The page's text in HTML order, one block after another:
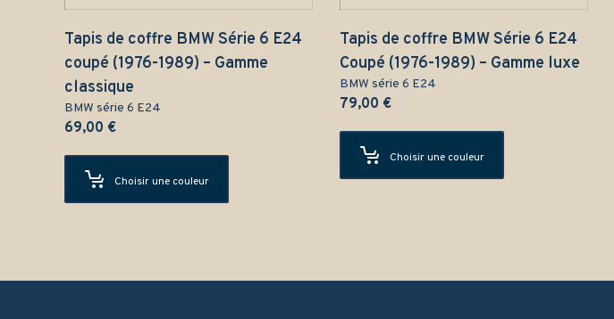
Tapis de coffre BMW Série 6 E24
coupé (1976-1989) – Gamme
classique
BMW série 6 E24
69,00 €
Choisir une couleur
Tapis de coffre BMW Série 6 E24
Coupé (1976-1989) – Gamme luxe
BMW série 6 E24
79,00 €
Choisir une couleur